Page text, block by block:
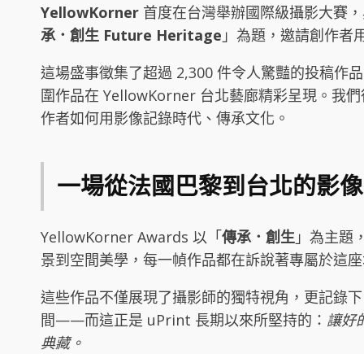
YellowKorner 首度在台灣舉辦國際級攝影大賽
承．創生 Future Heritage 」為題，邀請創作者
這場盛事徵集了超過 2,300 件令人驚豔的投稿作
圍作品在 YellowKorner 台北藝廊精彩呈現。我
作者如何用影像記錄時代、傳承文化。
一場從法國巴黎到台北的影
YellowKorner Awards 以「傳承．創生 」為主題
景到空間美學，每一幀作品都在訴說著專屬於這
這些作品不僅展現了攝影師的獨特視角，更記錄
間——而這正是 uPrint 長期以來所堅持的： 讓好
典藏。